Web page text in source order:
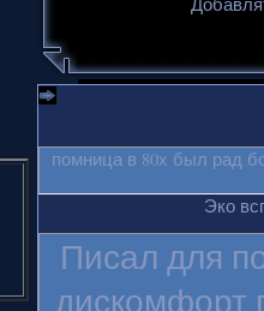
помница в 80х был рад
Эко
Писал для
дискомфорт